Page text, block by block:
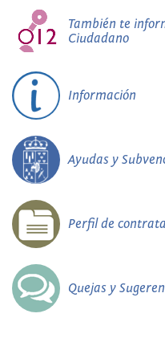
También te
Ciudadano
Información
Ayudas y
Perfil de
Quejas y